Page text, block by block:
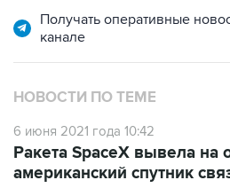
Получать оперативные
канале
НОВОСТИ ПО ТЕМЕ
6 июня 2021 года 10:42
Ракета SpaceX вывела на
американский спутник